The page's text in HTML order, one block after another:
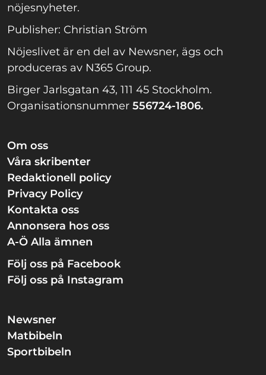
nöjesnyheter.
Publisher: Christian Ström
Nöjeslivet är en del av Newsner, ägs och
produceras av N365 Group.
Birger Jarlsgatan 43, 111 45 Stockholm.
Organisationsnummer 556724-1806.
Om oss
Våra skribenter
Redaktionell policy
Privacy Policy
Kontakta oss
Annonsera hos oss
A-Ö Alla ämnen
Följ oss på Facebook
Följ oss på Instagram
Newsner
Matbibeln
Sportbibeln